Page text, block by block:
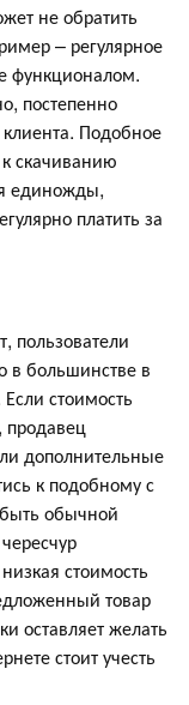
не обратить
– регулярное
функционалом.
постепенно
Подобное
к скачиванию
единожды,
платить за
пользователи
в большинстве в
стоимость
дополнительные
к подобному с
обычной
стоимость
товар
оставляет желать
стоит учесть